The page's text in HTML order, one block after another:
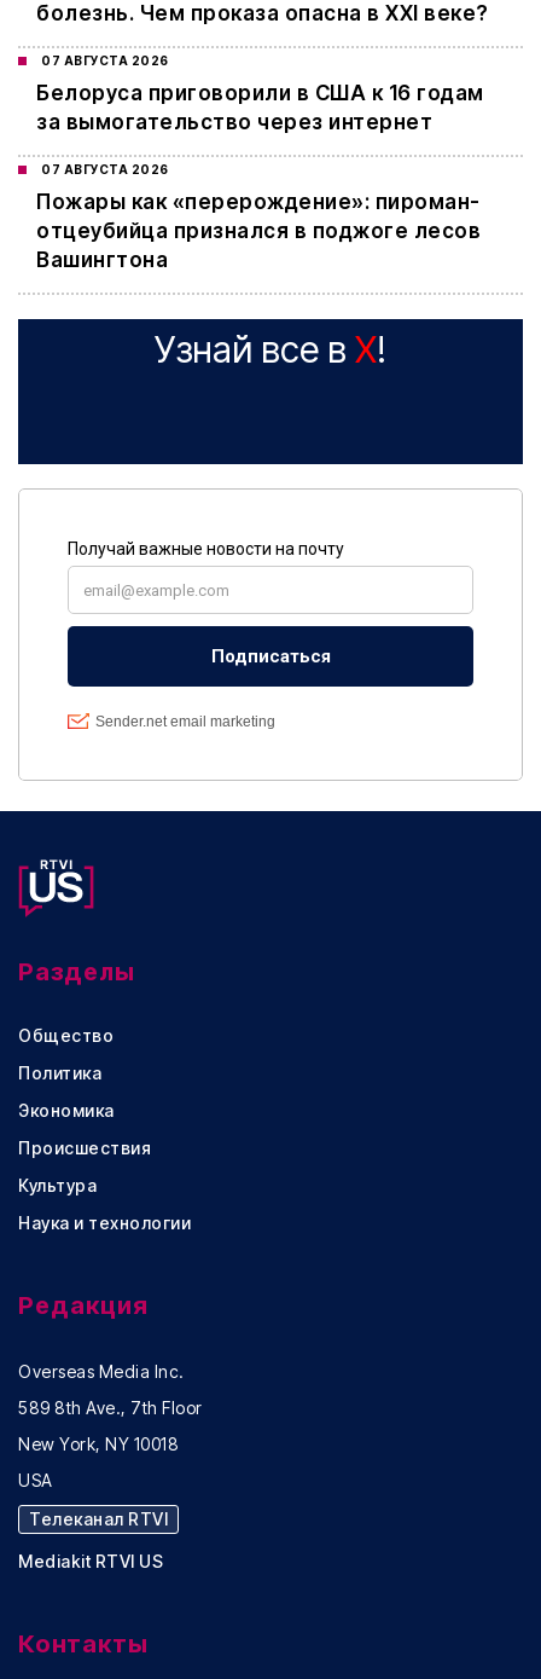
болезнь. Чем проказа опасна в XXI веке?
07 АВГУСТА 2026
Белоруса приговорили в США к 16 годам
за вымогательство через интернет
07 АВГУСТА 2026
Пожары как «перерождение»: пироман-
отцеубийца признался в поджоге лесов
Вашингтона
Узнай все в X!
Разделы
Общество
Политика
Экономика
Происшествия
Культура
Наука и технологии
Редакция
Overseas Media Inc.
589 8th Ave., 7th Floor
New York, NY 10018
USA
Телеканал RTVI
Mediakit RTVI US
Контакты